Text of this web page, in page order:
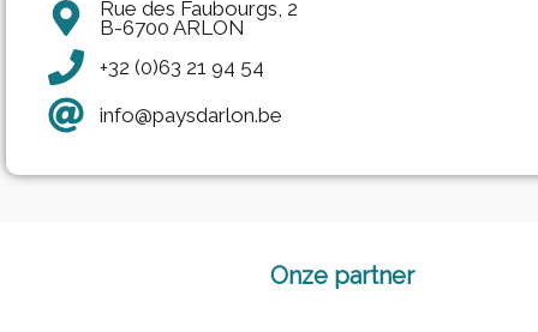
Rue des Faubourgs, 2
B-6700 ARLON
+32 (0)63 21 94 54
info@paysdarlon.be
Onze partner